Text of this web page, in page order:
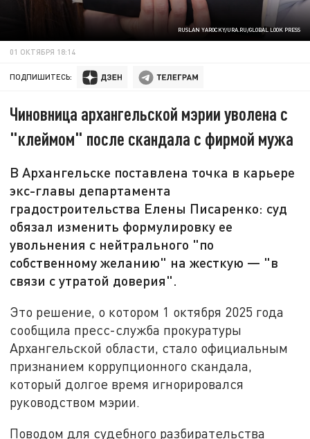
RUSLAN YAROCKY/URA.RU/GLOBAL LOOK PRESS
01 ОКТЯБРЯ 18:14
ПОДПИШИТЕСЬ:
Чиновница архангельской мэрии уволена с
"клеймом" после скандала с фирмой мужа
В Архангельске поставлена точка в карьере
экс-главы департамента
градостроительства Елены Писаренко: суд
обязал изменить формулировку ее
увольнения с нейтрального "по
собственному желанию" на жесткую — "в
связи с утратой доверия".
Это решение, о котором 1 октября 2025 года
сообщила пресс-служба прокуратуры
Архангельской области, стало официальным
признанием коррупционного скандала,
который долгое время игнорировался
руководством мэрии.
Поводом для судебного разбирательства